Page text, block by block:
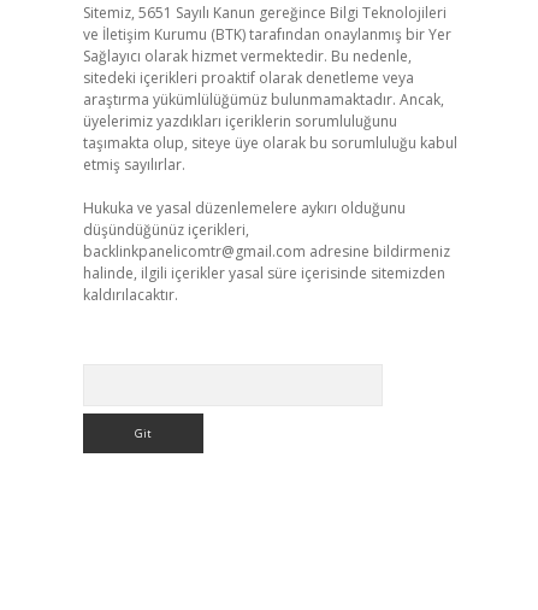
Sitemiz, 5651 Sayılı Kanun gereğince Bilgi Teknolojileri
ve İletişim Kurumu (BTK) tarafından onaylanmış bir Yer
Sağlayıcı olarak hizmet vermektedir. Bu nedenle,
sitedeki içerikleri proaktif olarak denetleme veya
araştırma yükümlülüğümüz bulunmamaktadır. Ancak,
üyelerimiz yazdıkları içeriklerin sorumluluğunu
taşımakta olup, siteye üye olarak bu sorumluluğu kabul
etmiş sayılırlar.
Hukuka ve yasal düzenlemelere aykırı olduğunu
düşündüğünüz içerikleri,
backlinkpanelicomtr@gmail.com adresine bildirmeniz
halinde, ilgili içerikler yasal süre içerisinde sitemizden
kaldırılacaktır.